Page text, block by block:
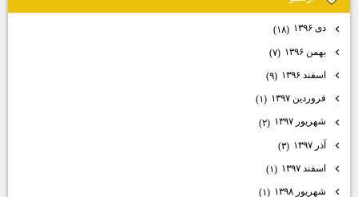
shimanami (۵۵)
دی ۱۳۹۶
(۱۸)
بهمن ۱۳۹۶
(۷)
اسفند ۱۳۹۶
(۹)
فروردین ۱۳۹۷
(۱)
شهریور ۱۳۹۷
(۲)